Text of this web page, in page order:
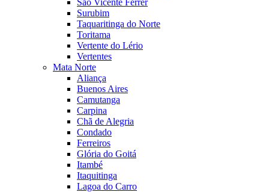
São Vicente Férrer
Surubim
Taquaritinga do Norte
Toritama
Vertente do Lério
Vertentes
Mata Norte
Aliança
Buenos Aires
Camutanga
Carpina
Chã de Alegria
Condado
Ferreiros
Glória do Goitá
Itambé
Itaquitinga
Lagoa do Carro